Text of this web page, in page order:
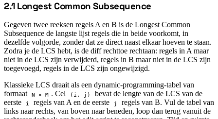
#
2.1 Longest Common Subsequence
Gegeven twee reeksen regels A en B is de Longest Common
Subsequence de langste lijst regels die in beide voorkomt, in
dezelfde volgorde, zonder dat ze direct naast elkaar hoeven te staan.
Zodra je de LCS hebt, is de diff rechttoe rechtaan: regels in A maar
niet in de LCS zijn verwijderd, regels in B maar niet in de LCS zijn
toegevoegd, regels in de LCS zijn ongewijzigd.
Klassieke LCS draait als een dynamic-programming-tabel van
formaat
N × M . Cel (i, j)
bevat de lengte van de LCS van de
eerste
i regels van A en de eerste j
regels van B. Vul de tabel van
links naar rechts, van boven naar beneden, loop dan terug vanuit de